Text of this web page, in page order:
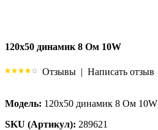
120х50 динамик 8 Ом 10W
Отзывы | Написать отзыв
Модель: 120х50 динамик 8 Ом 10W
SKU (Артикул): 289621